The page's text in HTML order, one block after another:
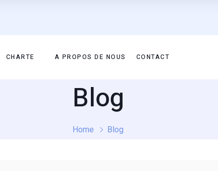
CHARTE A PROPOS DE NOUS CONTACT
Blog
Home Blog